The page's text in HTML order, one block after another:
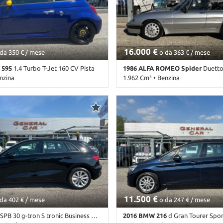
350 € / mese
595 1.4 Turbo T-Jet 160 CV Pista
Manuale (5) • Blu
Passeggero • Alzacristalli
Auto • Apple CarPlay •
• Bluetooth • Boardcomputer
• Chiusura centralizzata
• Climatizzatore • Controllo
• Controllo trazione • Controllo
LED • Fendinebbia •
elettronico • Luci diurne •
interamente digitale •
sdoppiato • Sedili sportivi •
posteriori • Servosterzo •
elettrici • Touch screen • USB •
16.000 €o da 363 € / mese
1986 ALFA ROMEO SpiderDuetto
1.962 Cm³ • Benzina
135.000 Km • Cambio Manuale (5)
metallizzato • 2 Porte • Autoradio
pelle • Ruota di riserva
402 € / mese
SPB 30 g-tron S tronic Business Advanced
11.500 €o da 247 € / mese
2016 BMW 216d Gran Tourer